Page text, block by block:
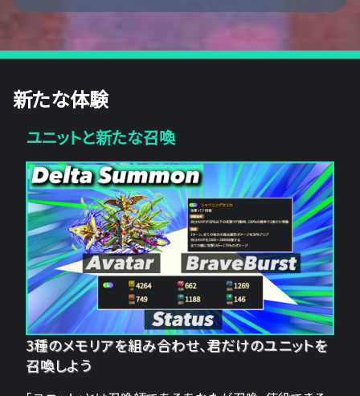
新たな体験
ユニットと新たな召喚
3種のメモリアを組み合わせ、君だけのユニットを
召喚しよう